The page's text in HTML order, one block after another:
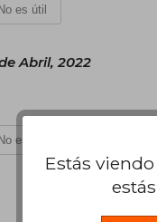
No es útil
Abril, 2022
No es útil
Estás viendo